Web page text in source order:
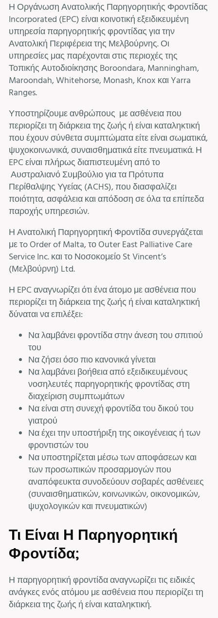
Η Οργάνωση Ανατολικής Παρηγορητικής Φροντίδας
Incorporated (EPC) είναι κοινοτική εξειδικευμένη
υπηρεσία παρηγορητικής φροντίδας για την
Ανατολική Περιφέρεια της Μελβούρνης. Οι
υπηρεσίες μας παρέχονται στις περιοχές της
Τοπικής Αυτοδιοίκησης Boroondara, Manningham,
Maroondah, Whitehorse, Monash, Knox και Yarra
Ranges.
Υποστηρίζουμε ανθρώπους με ασθένεια που
περιορίζει τη διάρκεια της ζωής ή είναι καταληκτική
που έχουν σύνθετα συμπτώματα είτε είναι σωματικά,
ψυχοκοινωνικά, συναισθηματικά είτε πνευματικά. Η
EPC είναι πλήρως διαπιστευμένη από το
Αυστραλιανό Συμβούλιο για τα Πρότυπα
Περίθαλψης Υγείας (ACHS), που διασφαλίζει
ποιότητα, ασφάλεια και απόδοση σε όλα τα επίπεδα
παροχής υπηρεσιών.
Η Ανατολική Παρηγορητική Φροντίδα συνεργάζεται
με τo Order of Malta, το Outer East Palliative Care
Service Inc. και το Νοσοκομείο St Vincent’s
(Μελβούρνη) Ltd.
Η EPC αναγνωρίζει ότι ένα άτομο με ασθένεια που
περιορίζει τη διάρκεια της ζωής ή είναι καταληκτική
δύναται να επιλέξει:
Να λαμβάνει φροντίδα στην άνεση του σπιτιού
του
Να ζήσει όσο πιο κανονικά γίνεται
Να λαμβάνει βοήθεια από εξειδικευμένους
νοσηλευτές παρηγορητικής φροντίδας στη
διαχείριση συμπτωμάτων
Να είναι στη συνεχή φροντίδα του δικού του
γιατρού
Να έχει την υποστήριξη της οικογένειας ή των
φροντιστών του
Να υποστηρίζεται μέσω των αποφάσεων και
των προσωπικών προσαρμογών που
αναπόφευκτα συνοδεύουν σοβαρές ασθένειες
(συναισθηματικών, κοινωνικών, οικονομικών,
ψυχολογικών και πνευματικών)
Τι Είναι Η Παρηγορητική
Φροντίδα;
Η παρηγορητική φροντίδα αναγνωρίζει τις ειδικές
ανάγκες ενός ατόμου με ασθένεια που περιορίζει τη
διάρκεια της ζωής ή είναι καταληκτική.